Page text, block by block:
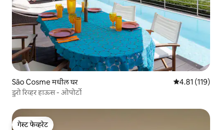
São Cosme मधील घर 5 पैकी 4.81
4.81 (119)
डुरो रिव्हर हाऊस - ओपोर्टो
गेस्ट फेव्हरेट